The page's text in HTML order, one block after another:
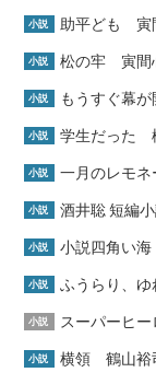
小説 助平ども 寅
小説 松の牢 寅間
小説 もうすぐ幕
小説 学生だった
小説 一月のレモ
小説 酒井聡 短編
小説 小説四角い
小説 ふうらり、
小説 スーパーヒ
小説 横領 鶴山裕